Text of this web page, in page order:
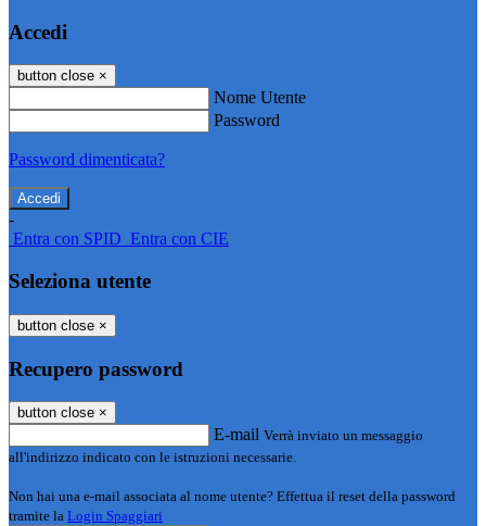
Accedi
button close ×
Nome Utente
Password
Password dimenticata?
-
Entra con SPID Entra con CIE
Seleziona utente
button close ×
Recupero password
button close ×
E-mail Verrà inviato un messaggio
all'indirizzo indicato con le istruzioni necessarie.
Non hai una e-mail associata al nome utente? Effettua il reset della password
tramite la Login Spaggiari